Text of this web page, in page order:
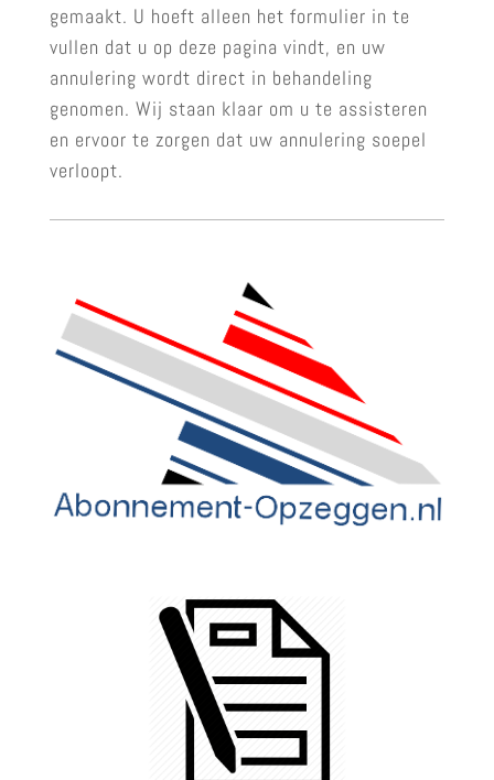
gemaakt. U hoeft alleen het formulier in te
vullen dat u op deze pagina vindt, en uw
annulering wordt direct in behandeling
genomen. Wij staan klaar om u te assisteren
en ervoor te zorgen dat uw annulering soepel
verloopt.